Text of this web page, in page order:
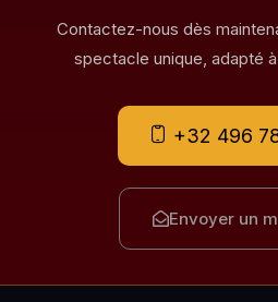
Contactez-nous dès
spectacle unique, adapté
+32 496
Envoyer un